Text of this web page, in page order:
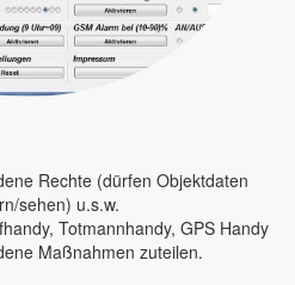
Rechte (dürfen Objektdaten
sehen) u.s.w.
Totmannhandy, GPS Handy
Maßnahmen zuteilen.